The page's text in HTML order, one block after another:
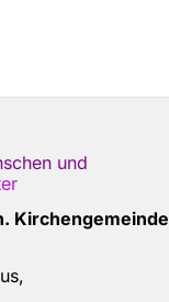
und
Kirchengemeinde